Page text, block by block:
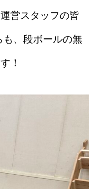
営スタッフの皆
、段ボールの無
！